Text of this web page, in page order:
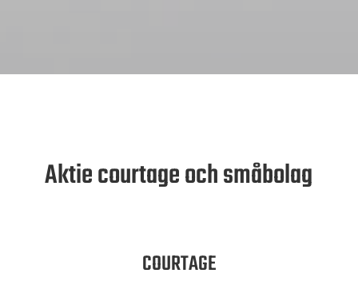
Aktie courtage och småbolag
COURTAGE